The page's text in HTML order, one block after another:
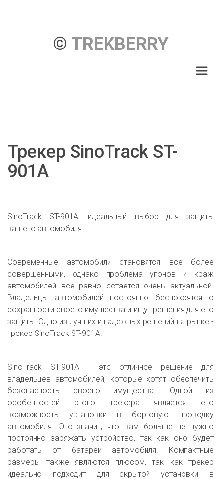
© TREKBERRY
Трекер SinoTrack ST-
901A
SinoTrack ST-901A: идеальный выбор для защиты
вашего автомобиля
Современные автомобили становятся все более
совершенными, однако проблема угонов и краж
автомобилей все равно остается очень актуальной.
Владельцы автомобилей постоянно беспокоятся о
сохранности своего имущества и ищут решения для его
защиты. Одно из лучших и надежных решений на рынке -
трекер SinoTrack ST-901A.
SinoTrack ST-901A - это отличное решение для
владельцев автомобилей, которые хотят обеспечить
безопасность своего имущества. Одной из
особенностей этого трекера является его
возможность установки в бортовую проводку
автомобиля. Это значит, что вам больше не нужно
постоянно заряжать устройство, так как оно будет
работать от батареи автомобиля. Компактные
размеры также являются плюсом, так как трекер
идеально подходит для скрытой установки в